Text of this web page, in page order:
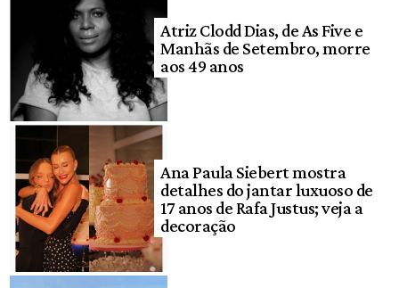
Atriz Clodd Dias, de As Five e
Manhãs de Setembro, morre
aos 49 anos
Ana Paula Siebert mostra
detalhes do jantar luxuoso de
17 anos de Rafa Justus; veja a
decoração